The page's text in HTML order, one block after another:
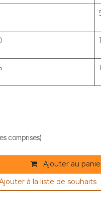
comprises)
Ajouter au
à la liste de souhaits